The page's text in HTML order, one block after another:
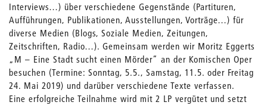
Interviews…) über verschiedene Gegenstände (Partituren,
Aufführungen, Publikationen, Ausstellungen, Vorträge…) für
diverse Medien (Blogs, Soziale Medien, Zeitungen,
Zeitschriften, Radio…). Gemeinsam werden wir Moritz Eggerts
„M – Eine Stadt sucht einen Mörder“ an der Komischen Oper
besuchen (Termine: Sonntag, 5.5., Samstag, 11.5. oder Freitag
24. Mai 2019) und darüber verschiedene Texte verfassen.
Eine erfolgreiche Teilnahme wird mit 2 LP vergütet und setzt